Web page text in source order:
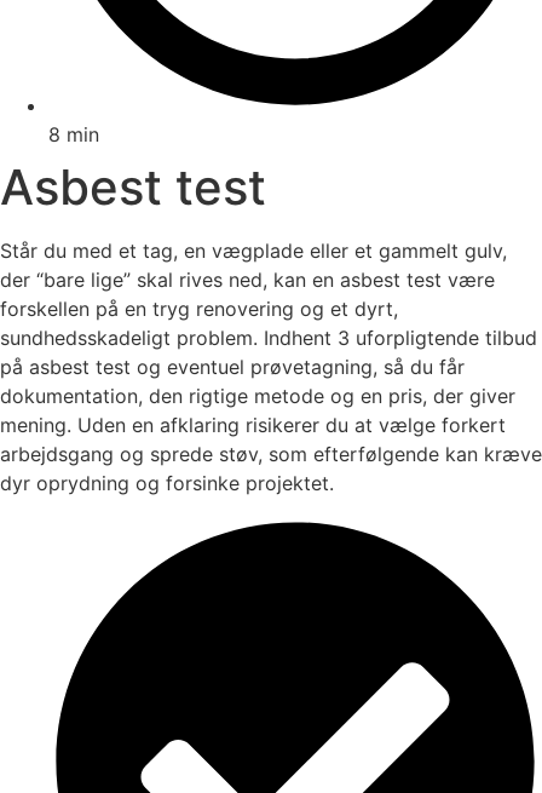
8 min
Asbest test
Står du med et tag, en vægplade eller et gammelt gulv,
der “bare lige” skal rives ned, kan en asbest test være
forskellen på en tryg renovering og et dyrt,
sundhedsskadeligt problem. Indhent 3 uforpligtende tilbud
på asbest test og eventuel prøvetagning, så du får
dokumentation, den rigtige metode og en pris, der giver
mening. Uden en afklaring risikerer du at vælge forkert
arbejdsgang og sprede støv, som efterfølgende kan kræve
dyr oprydning og forsinke projektet.